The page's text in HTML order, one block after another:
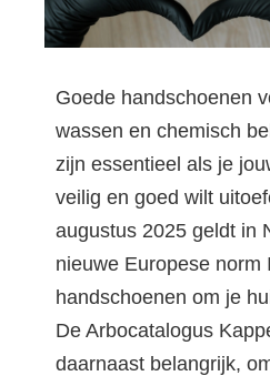
Goede handschoenen
wassen en chemisch
zijn essentieel als je
veilig en goed wilt
augustus 2025 geldt in
nieuwe Europese norm
handschoenen om je
De Arbocatalogus
daarnaast belangrijk,